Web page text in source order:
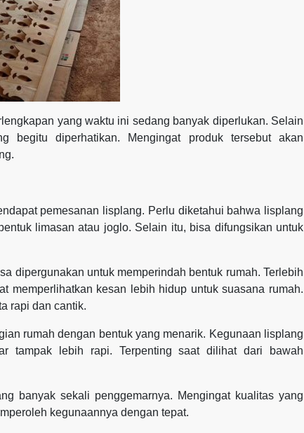
yang waktu ini sedang banyak diperlukan. Selain
begitu diperhatikan. Mengingat produk tersebut akan
pemesanan lisplang. Perlu diketahui bahwa lisplang
limasan atau joglo. Selain itu, bisa difungsikan untuk
dipergunakan untuk memperindah bentuk rumah. Terlebih
memperlihatkan kesan lebih hidup untuk suasana rumah.
rapi dan cantik.
rumah dengan bentuk yang menarik. Kegunaan lisplang
tampak lebih rapi. Terpenting saat dilihat dari bawah
banyak sekali penggemarnya. Mengingat kualitas yang
kegunaannya dengan tepat.